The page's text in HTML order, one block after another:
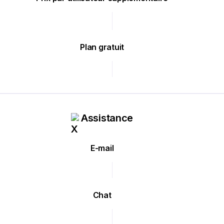
Plan gratuit
Assistance
E-mail
Chat